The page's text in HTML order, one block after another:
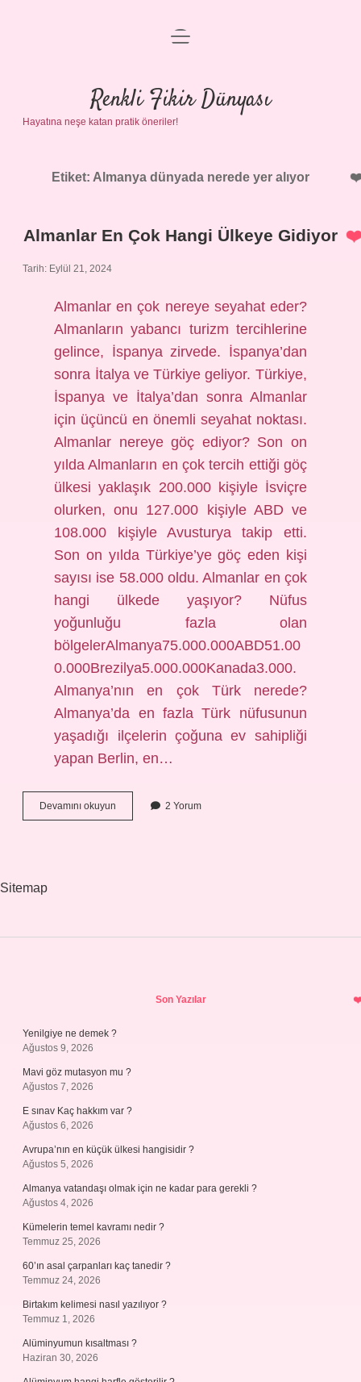
Anasayfa
Gizlilik Politikası
Yasal Uyarı
menüyü
Renkli Fikir Dünyası
Hayatına neşe katan pratik öneriler!
Etiket: Almanya dünyada nerede yer alıyor
Almanlar En Çok Hangi Ülkeye Gidiyor
Tarih: Eylül 21, 2024
Almanlar en çok nereye seyahat eder?
Almanların yabancı turizm tercihlerine
gelince, İspanya zirvede. İspanya’dan
sonra İtalya ve Türkiye geliyor. Türkiye,
İspanya ve İtalya’dan sonra Almanlar
için üçüncü en önemli seyahat noktası.
Almanlar nereye göç ediyor? Son on
yılda Almanların en çok tercih ettiği göç
ülkesi yaklaşık 200.000 kişiyle İsviçre
olurken, onu 127.000 kişiyle ABD ve
108.000 kişiyle Avusturya takip etti.
Son on yılda Türkiye’ye göç eden kişi
sayısı ise 58.000 oldu. Almanlar en çok
hangi ülkede yaşıyor? Nüfus
yoğunluğu fazla olan
bölgelerAlmanya75.000.000ABD51.00
0.000Brezilya5.000.000Kanada3.000.
Almanya’nın en çok Türk nerede?
Almanya’da en fazla Türk nüfusunun
yaşadığı ilçelerin çoğuna ev sahipliği
yapan Berlin, en…
Devamını okuyun Almanlar
En
2 Yorum
Sitemap
Son Yazılar
Yenilgiye ne demek ?
Ağustos 9, 2026
Mavi göz mutasyon mu ?
Ağustos 7, 2026
E sınav Kaç hakkım var ?
Ağustos 6, 2026
Avrupa’nın en küçük ülkesi hangisidir ?
Ağustos 5, 2026
Almanya vatandaşı olmak için ne kadar para gerekli ?
Ağustos 4, 2026
Kümelerin temel kavramı nedir ?
Temmuz 25, 2026
60’ın asal çarpanları kaç tanedir ?
Temmuz 24, 2026
Birtakım kelimesi nasıl yazılıyor ?
Temmuz 1, 2026
Alüminyumun kısaltması ?
Haziran 30, 2026